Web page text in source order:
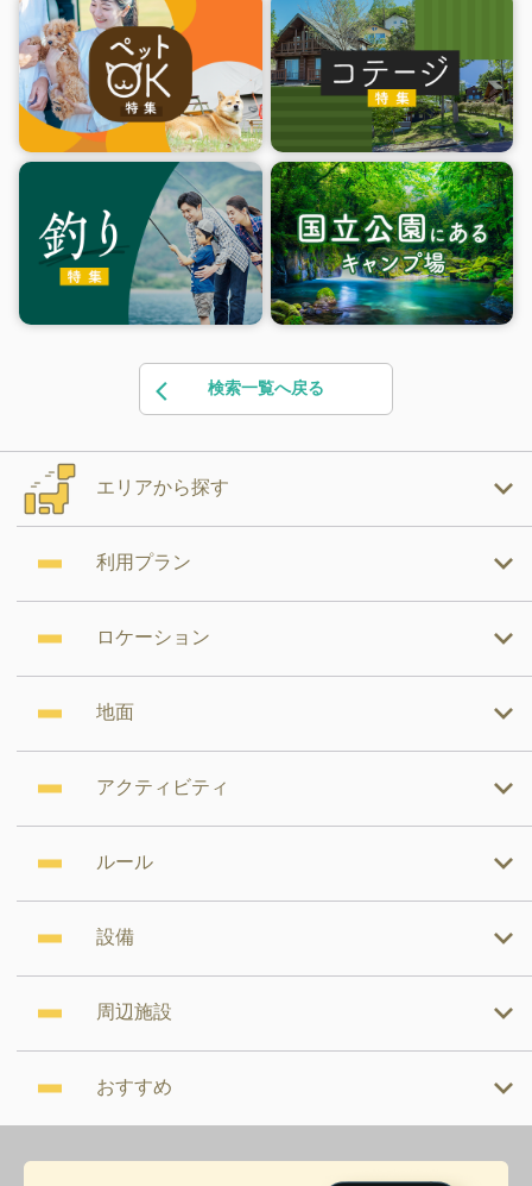
検索一覧へ戻る
エリアから探す
利用プラン
ロケーション
地面
アクティビティ
ルール
設備
周辺施設
おすすめ